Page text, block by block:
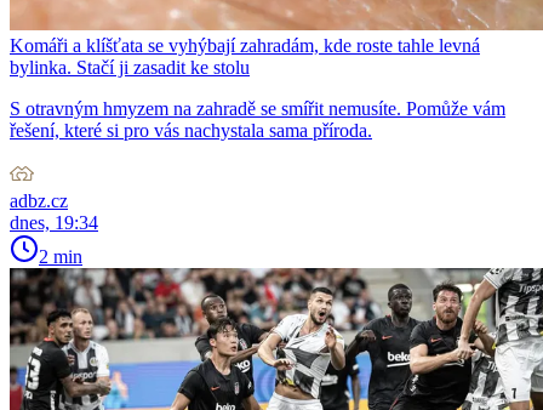
Komáři a klíšťata se vyhýbají zahradám, kde roste tahle levná
bylinka. Stačí ji zasadit ke stolu
S otravným hmyzem na zahradě se smířit nemusíte. Pomůže vám
řešení, které si pro vás nachystala sama příroda.
adbz.cz
dnes, 19:34
2 min